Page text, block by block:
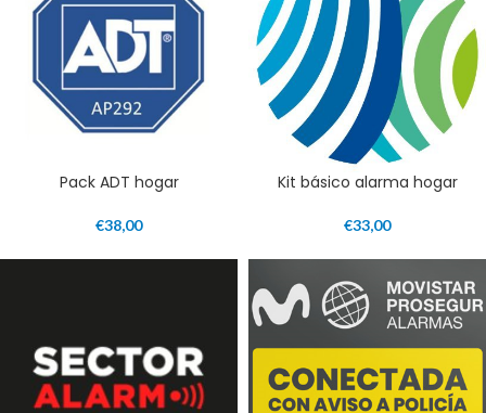
Pack ADT hogar
€38,00
Kit básico alarma hogar
€33,00